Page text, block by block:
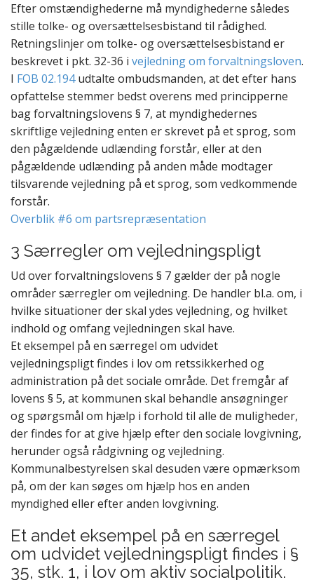
Efter omstændighederne må myndighederne således
stille tolke- og oversættelsesbistand til rådighed.
Retningslinjer om tolke- og oversættelsesbistand er
beskrevet i pkt. 32-36 i vejledning om forvaltningsloven.
I FOB 02.194udtalte ombudsmanden, at det efter hans
opfattelse stemmer bedst overens med principperne
bag forvaltningslovens § 7, at myndighedernes
skriftlige vejledning enten er skrevet på et sprog, som
den pågældende udlænding forstår, eller at den
pågældende udlænding på anden måde modtager
tilsvarende vejledning på et sprog, som vedkommende
forstår.
Overblik #6 om partsrepræsentation
3 Særregler om vejledningspligt
Ud over forvaltningslovens § 7 gælder der på nogle
områder særregler om vejledning. De handler bl.a. om, i
hvilke situationer der skal ydes vejledning, og hvilket
indhold og omfang vejledningen skal have.
Et eksempel på en særregel om udvidet
vejledningspligt findes i lov om retssikkerhed og
administration på det sociale område. Det fremgår af
lovens § 5, at kommunen skal behandle ansøgninger
og spørgsmål om hjælp i forhold til alle de muligheder,
der findes for at give hjælp efter den sociale lovgivning,
herunder også rådgivning og vejledning.
Kommunalbestyrelsen skal desuden være opmærksom
på, om der kan søges om hjælp hos en anden
myndighed eller efter anden lovgivning.
Et andet eksempel på en særregel
om udvidet vejledningspligt findes i §
35, stk. 1, i lov om aktiv socialpolitik.